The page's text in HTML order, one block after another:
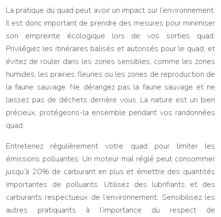
La pratique du quad peut avoir un impact sur l’environnement.
Il est donc important de prendre des mesures pour minimiser
son empreinte écologique lors de vos sorties quad.
Privilégiez les itinéraires balisés et autorisés pour le quad, et
évitez de rouler dans les zones sensibles, comme les zones
humides, les prairies fleuries ou les zones de reproduction de
la faune sauvage. Ne dérangez pas la faune sauvage et ne
laissez pas de déchets derrière vous. La nature est un bien
précieux, protégeons-la ensemble pendant vos randonnées
quad.
Entretenez régulièrement votre quad pour limiter les
émissions polluantes. Un moteur mal réglé peut consommer
jusqu’à 20% de carburant en plus et émettre des quantités
importantes de polluants. Utilisez des lubrifiants et des
carburants respectueux de l’environnement. Sensibilisez les
autres pratiquants à l’importance du respect de